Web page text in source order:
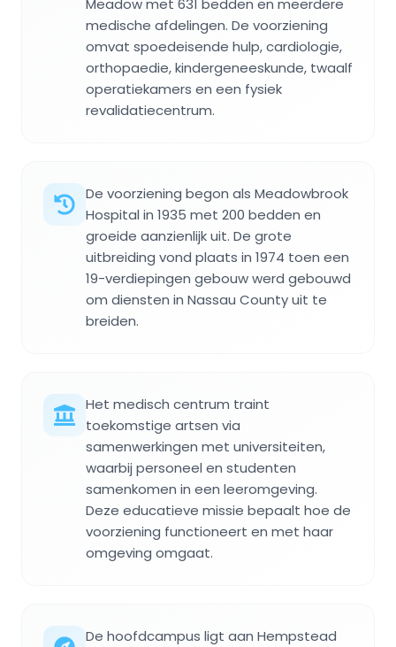
Meadow met 631 bedden en meerdere
medische afdelingen. De voorziening
omvat spoedeisende hulp, cardiologie,
orthopaedie, kindergeneeskunde, twaalf
operatiekamers en een fysiek
revalidatiecentrum.
De voorziening begon als Meadowbrook
Hospital in 1935 met 200 bedden en
groeide aanzienlijk uit. De grote
uitbreiding vond plaats in 1974 toen een
19-verdiepingen gebouw werd gebouwd
om diensten in Nassau County uit te
breiden.
Het medisch centrum traint
toekomstige artsen via
samenwerkingen met universiteiten,
waarbij personeel en studenten
samenkomen in een leeromgeving.
Deze educatieve missie bepaalt hoe de
voorziening functioneert en met haar
omgeving omgaat.
De hoofdcampus ligt aan Hempstead